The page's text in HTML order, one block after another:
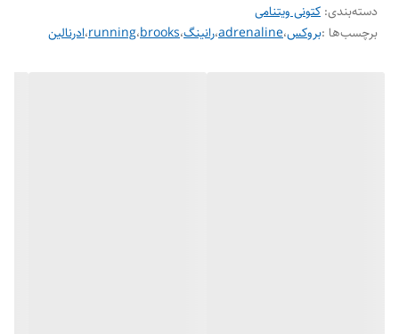
دسته‌بندی: کتونی ویتنامی
برچسب‌ها :بروکس،adrenaline،رانینگ،brooks،running،ادرنالین